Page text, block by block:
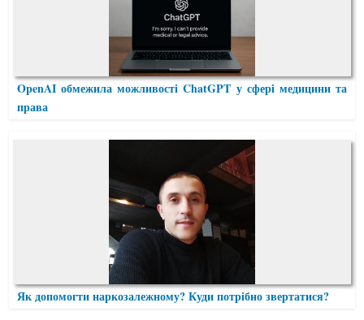
OpenAI обмежила можливості ChatGPT у сфері медицини та
права
Як допомогти наркозалежному? Куди потрібно звертатися?